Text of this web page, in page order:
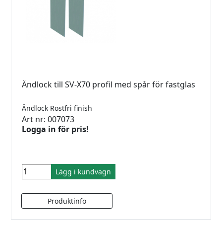
Ändlock till SV-X70 profil med spår för fastglas
Ändlock Rostfri finish
Art nr: 007073
Logga in för pris!
Lägg i kundvagn